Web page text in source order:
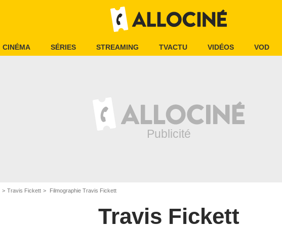
CINÉMA SÉRIES STREAMING TVACTU VIDÉOS VOD
Travis Fickett Filmographie Travis Fickett
Travis Fickett